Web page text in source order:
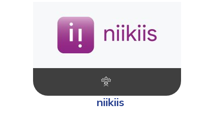
niikiis